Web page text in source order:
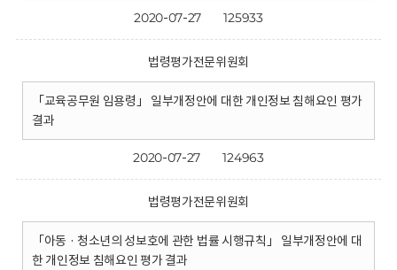
2020-07-27 125933
법령평가전문위원회
「교육공무원 임용령」 일부개정안에 대한 개인정보 침해요인 평가
결과
2020-07-27 124963
법령평가전문위원회
「아동 · 청소년의 성보호에 관한 법률 시행규칙」 일부개정안에 대
한 개인정보 침해요인 평가 결과